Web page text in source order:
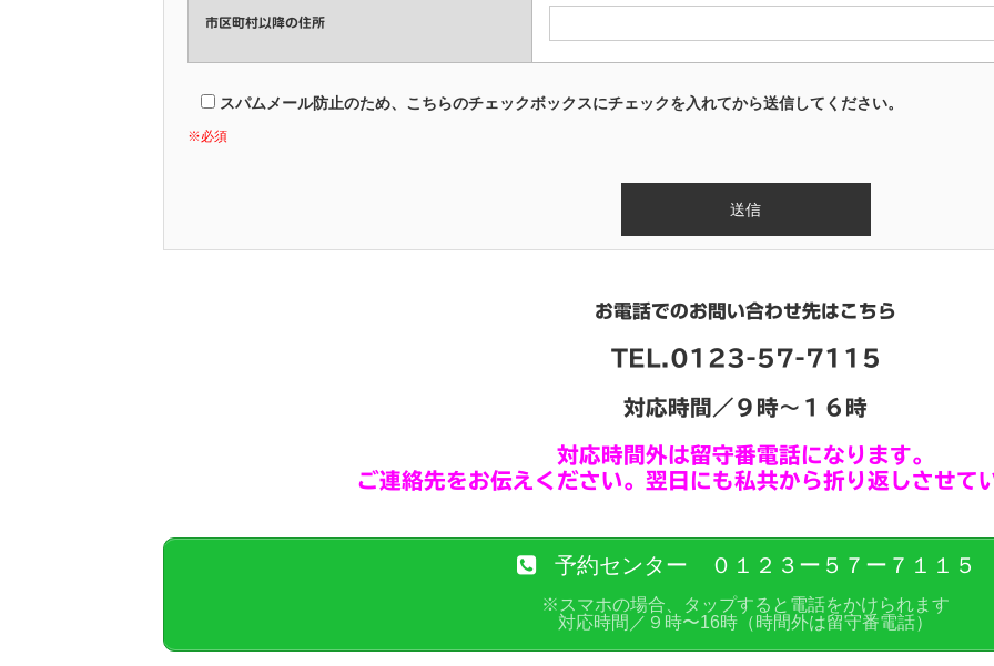
市区町村以降の住所
スパムメール防止のため、こちらのチェックボックスにチェックを入れてから送信してください。
※必須
お電話でのお問い合わせ先はこちら
TEL.0123-57-7115
対応時間／９時〜１６時
対応時間外は留守番電話になります。
ご連絡先をお伝えください。翌日にも私共から折り返しさせて
予約センター ０１２３ー５７ー７１１５
※スマホの場合、タップすると電話をかけられます
対応時間／９時〜16時（時間外は留守番電話）